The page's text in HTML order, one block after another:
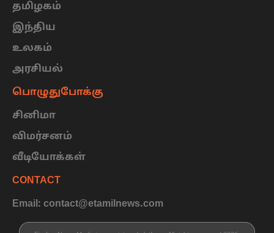
தமிழகம்
இந்திய
உலகம்
அரசியல்
பொழுதுபோக்கு
சினிமா
விமர்சனம்
வீடியோக்கள்
CONTACT
Email: contact@etamilnews.com